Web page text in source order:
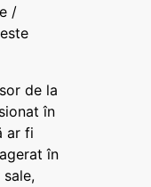
/
de la
în
ar fi
în